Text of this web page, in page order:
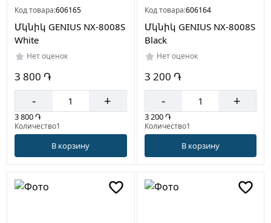
Код товара:606165
Մկնիկ GENIUS NX-8008S
White
Нет оценок
3 800 ֏
- +
3 800 ֏
Количество1
В корзину
Код товара:606164
Մկնիկ GENIUS NX-8008S
Black
Нет оценок
3 200 ֏
- +
3 200 ֏
Количество1
В корзину